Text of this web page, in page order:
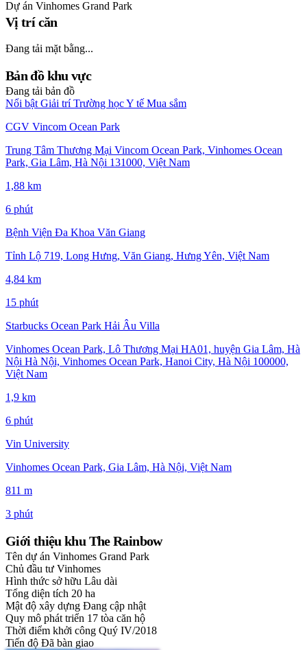
Dự án Vinhomes Grand Park
Vị trí căn
Đang tải mặt bằng...
Bản đồ khu vực
Đang tải bản đồ
Nổi bật Giải trí Trường họcY tế Mua sắm
CGV Vincom Ocean Park
Trung Tâm Thương Mại Vincom Ocean Park, Vinhomes Ocean
Park, Gia Lâm, Hà Nội 131000, Việt Nam
1,88 km
6 phút
Bệnh Viện Đa Khoa Văn Giang
Tỉnh Lộ 719, Long Hưng, Văn Giang, Hưng Yên, Việt Nam
4,84 km
15 phút
Starbucks Ocean Park Hải Âu Villa
Vinhomes Ocean Park, Lô Thương Mại HA01, huyện Gia Lâm, Hà
Nội Hà Nội, Vinhomes Ocean Park, Hanoi City, Hà Nội 100000,
Việt Nam
1,9 km
6 phút
Vin University
Vinhomes Ocean Park, Gia Lâm, Hà Nội, Việt Nam
811 m
3 phút
Giới thiệu khu The Rainbow
Tên dự án Vinhomes Grand Park
Chủ đầu tư Vinhomes
Hình thức sở hữu Lâu dài
Tổng diện tích 20 ha
Mật độ xây dựng Đang cập nhật
Quy mô phát triển 17 tòa căn hộ
Thời điểm khởi công Quý IV/2018
Tiến độ Đã bàn giao